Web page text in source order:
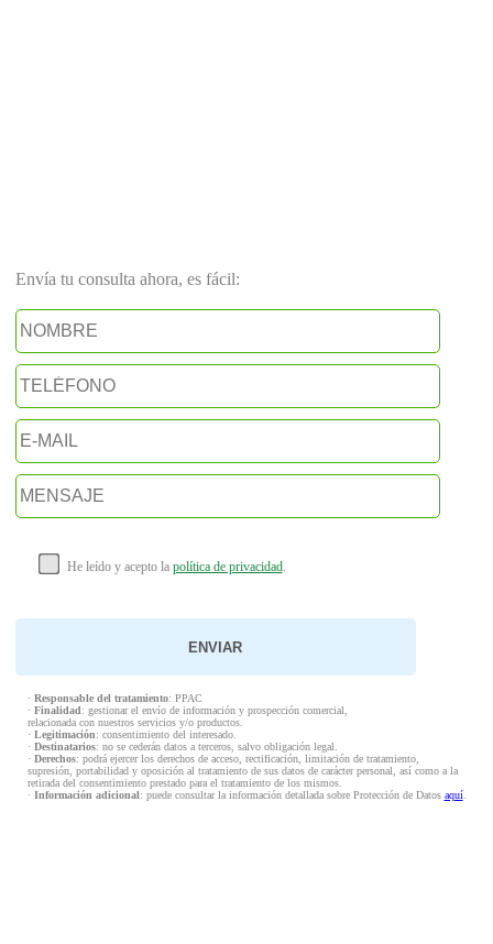
Envía tu consulta ahora, es fácil:
He leído y acepto la política de privacidad.
· Responsable del tratamiento: PPAC
· Finalidad: gestionar el envío de información y prospección comercial,
relacionada con nuestros servicios y/o productos.
· Legitimación: consentimiento del interesado.
· Destinatarios: no se cederán datos a terceros, salvo obligación legal.
· Derechos: podrá ejercer los derechos de acceso, rectificación, limitación de tratamiento,
supresión, portabilidad y oposición al tratamiento de sus datos de carácter personal, así como a la
retirada del consentimiento prestado para el tratamiento de los mismos.
· Información adicional: puede consultar la información detallada sobre Protección de Datos aquí.